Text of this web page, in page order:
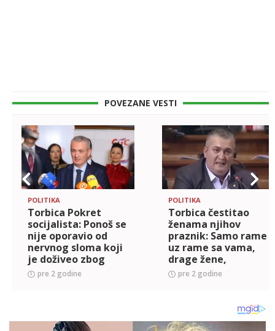
POVEZANE VESTI
POLITIKA
Torbica Pokret
socijalista: Ponoš se
nije oporavio od
nervnog sloma koji
je doživeo zbog
Vulina, a opet novi
izazovi
pre 2 godine
POLITIKA
Torbica čestitao
ženama njihov
praznik: Samo rame
uz rame sa vama,
drage žene,
sačuvaćemo našu
Srbiju
pre 2 godine